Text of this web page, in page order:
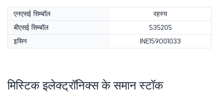
एनएसई सिम्बॉल
रहस्य
बीएसई सिम्बॉल
535205
इसिन
INE159O01033
मिस्टिक इलेक्ट्रॉनिक्स के समान स्टॉक